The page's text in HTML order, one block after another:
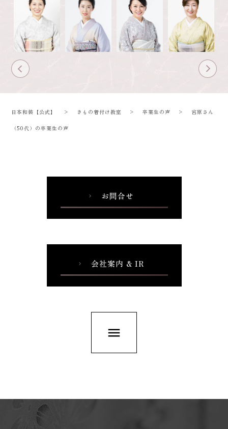
日本和装【公式】 > きもの着付け教室 >卒業生の声 > 宮原さん
（50代）の卒業生の声
chevron_right お問合せ
chevron_right 会社案内 & IR
menu